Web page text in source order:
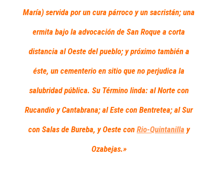
María) servida por un cura párroco y un sacristán; una
ermita bajo la advocación de San Roque a corta
distancia al Oeste del pueblo; y próximo también a
éste, un cementerio en sitio que no perjudica la
salubridad pública. Su Término linda: al Norte con
Rucandio y Cantabrana; al Este con Bentretea; al Sur
con Salas de Bureba, y Oeste con Rio-Quintanilla y
Ozabejas.»